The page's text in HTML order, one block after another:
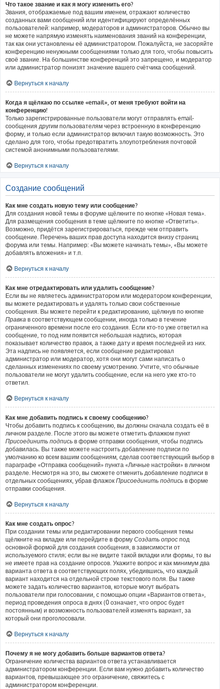
Что такое звание и как я могу изменить его?
Звания, отображаемые под вашим именем, отражают количество
созданных вами сообщений или идентифицируют определённых
пользователей: например, модераторов и администраторов. Обычно вы
не можете напрямую изменять наименования званий на конференции,
так как они установлены её администратором. Пожалуйста, не засоряйте
конференцию ненужными сообщениями только для того, чтобы повысить
своё звание. На большинстве конференций это запрещено, и модератор
или администратор понизят значение вашего счётчика сообщений.
Вернуться к началу
Когда я щёлкаю по ссылке «email», от меня требуют войти на
конференцию!
Только зарегистрированные пользователи могут отправлять email-
сообщения другим пользователям через встроенную в конференцию
форму, и только если администратор включил такую возможность. Это
сделано для того, чтобы предотвратить злоупотребления почтовой
системой анонимными пользователями.
Вернуться к началу
Создание сообщений
Как мне создать новую тему или сообщение?
Для создания новой темы в форуме щёлкните по кнопке «Новая тема».
Для размещения сообщения в теме щёлкните по кнопке «Ответить».
Возможно, придётся зарегистрироваться, прежде чем отправить
сообщение. Перечень ваших прав доступа находится внизу страниц
форума или темы. Например: «Вы можете начинать темы», «Вы можете
добавлять вложения» и т.п.
Вернуться к началу
Как мне отредактировать или удалить сообщение?
Если вы не являетесь администратором или модератором конференции,
вы можете редактировать и удалять только свои собственные
сообщения. Вы можете перейти к редактированию, щёлкнув по кнопке
Правка в соответствующем сообщении, иногда только в течение
ограниченного времени после его создания. Если кто-то уже ответил на
сообщение, то под ним появится небольшая надпись, которая
показывает количество правок, а также дату и время последней из них.
Эта надпись не появляется, если сообщение редактировал
администратор или модератор, хотя они могут сами написать о
сделанных изменениях по своему усмотрению. Учтите, что обычные
пользователи не могут удалить сообщение, если на него уже кто-то
ответил.
Вернуться к началу
Как мне добавить подпись к своему сообщению?
Чтобы добавить подпись к сообщению, вы должны сначала создать её в
личном разделе. После этого вы можете отметить флажком пункт
Присоединить подпись в форме отправки сообщения, чтобы подпись
добавилась. Вы также можете настроить добавление подписи по
умолчанию ко всем вашим сообщениям, сделав соответствующий выбор в
параграфе «Отправка сообщений» пункта «Личные настройки» в личном
разделе. Несмотря на это, вы сможете отменить добавление подписи в
отдельных сообщениях, убрав флажок Присоединить подпись в форме
отправки сообщения.
Вернуться к началу
Как мне создать опрос?
При создании темы или редактировании первого сообщения темы
щёлкните на вкладке или перейдите в форму Создать опрос под
основной формой для создания сообщения, в зависимости от
используемого стиля; если вы не видите такой вкладки или формы, то вы
не имеете прав на создание опросов. Укажите вопрос и как минимум два
варианта ответа в соответствующих полях, убедившись, что каждый
вариант находится на отдельной строке текстового поля. Вы также
можете задать количество вариантов, которые могут выбрать
пользователи при голосовании, с помощью опции «Вариантов ответа»,
период проведения опроса в днях (0 означает, что опрос будет
постоянным) и возможность пользователей изменять вариант, за
который они проголосовали.
Вернуться к началу
Почему я не могу добавить больше вариантов ответа?
Ограничение количества вариантов ответа устанавливается
администратором конференции. Если вам нужно добавить количество
вариантов, превышающее это ограничение, свяжитесь с
администратором конференции.